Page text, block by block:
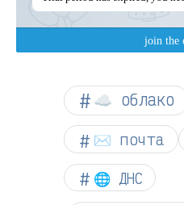
☁︎ облако
✉️ почта
🌐 ДНС